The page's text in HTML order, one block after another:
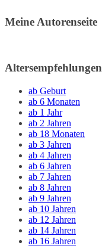
Meine Autorenseite
Altersempfehlungen
ab Geburt
ab 6 Monaten
ab 1 Jahr
ab 2 Jahren
ab 18 Monaten
ab 3 Jahren
ab 4 Jahren
ab 6 Jahren
ab 7 Jahren
ab 8 Jahren
ab 9 Jahren
ab 10 Jahren
ab 12 Jahren
ab 14 Jahren
ab 16 Jahren